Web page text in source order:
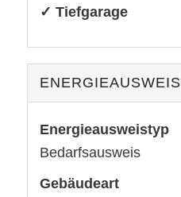
✓ Tiefgarage
ENERGIEAUSWEIS
Energieausweistyp
Bedarfs­ausweis
Gebäudeart